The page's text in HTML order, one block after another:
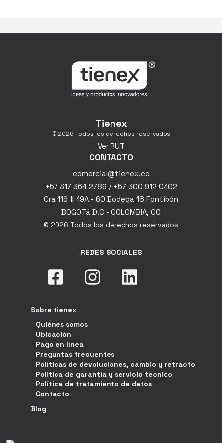
Tienex
© 2026 Todos los derechos reservados
Ver RUT
CONTACTO
comercial@tienex.co
+57 317 364 2789 / +57 300 912 0402
Cra 116 # 19A - 60 Bodega 18 Fontibón
BOGOTá D.C - COLOMBIA, CO
© 2026 Todos los derechos reservados
REDES SOCIALES
Sobre tienex
Quiénes somos
Ubicación
Pago en línea
Preguntas frecuentes
Políticas de devoluciones, cambio y retracto
Politica de garantia y servicio tecnico
Política de tratamiento de datos
Contacto
Blog